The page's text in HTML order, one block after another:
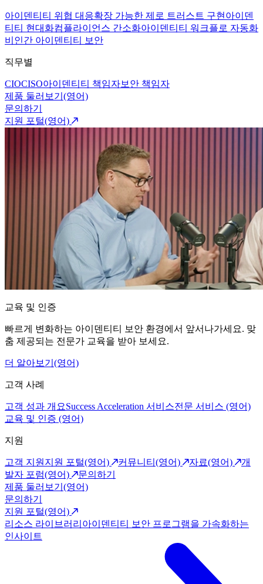
아이덴티티 위협 대응확장 가능한 제로 트러스트 구현 아이덴
티티 현대화컴플라이언스 간소화아이덴티티 워크플로 자동화
비인간 아이덴티티 보안
직무별
CIOCISO아이덴티티 책임자보안 책임자
제품 둘러보기(영어)
문의하기
지원 포털(영어)
교육 및 인증
빠르게 변화하는 아이덴티티 보안 환경에서 앞서나가세요. 맞
춤 제공되는 전문가 교육을 받아 보세요.
더 알아보기(영어)
고객 사례
고객 성과 개요Success Acceleration 서비스전문 서비스 (영어)
교육 및 인증 (영어)
지원
고객 지원 지원 포털(영어) 커뮤니티(영어) 자료(영어)
개
발자 포럼(영어)
문의하기
제품 둘러보기(영어)
문의하기
지원 포털(영어)
리소스 라이브러리 아이덴티티 보안 프로그램을 가속화하는
인사이트